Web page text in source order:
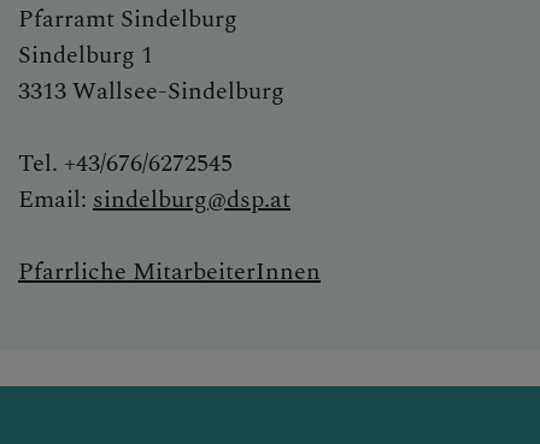
Pfarramt Sindelburg
Sindelburg 1
3313 Wallsee-Sindelburg
Tel. +43/676/6272545
Email: sindelburg@dsp.at
Pfarrliche MitarbeiterInnen